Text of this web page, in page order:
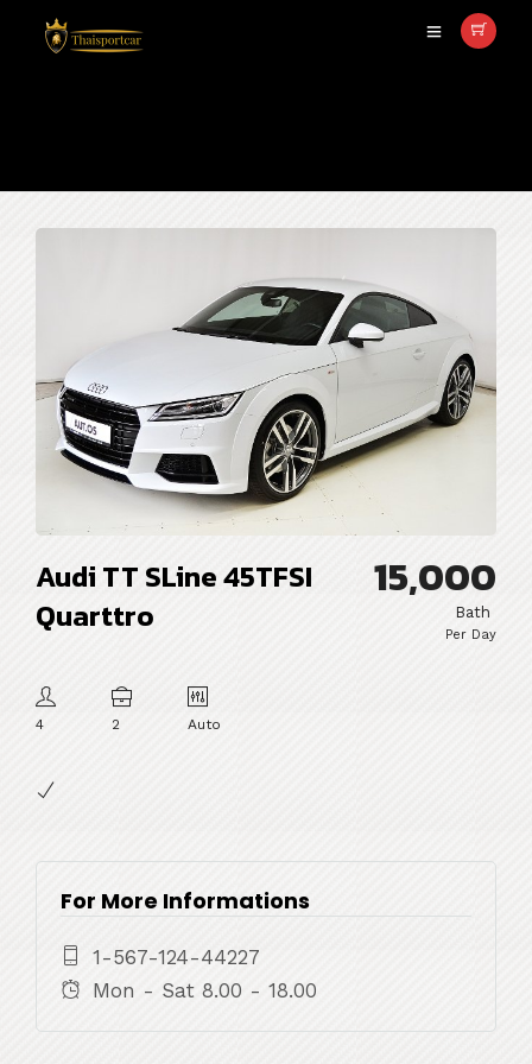
Audi TT SLine 45TFSI
Quarttro
4 2 Auto
15,000
Bath
Per Day
For More Informations
1-567-124-44227
Mon - Sat 8.00 - 18.00